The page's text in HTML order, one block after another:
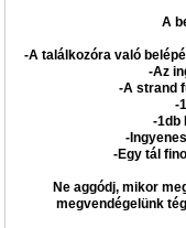
A
-A találkozóra való
-Az
-A strand
-
-1db
-
-Egy tál
Ne aggódj, mikor
megvendégelünk